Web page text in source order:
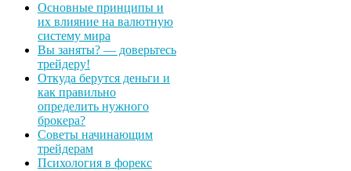
Основные принципы и
их влияние на валютную
систему мира
Вы заняты? — доверьтесь
трейдеру!
Откуда берутся деньги и
как правильно
определить нужного
брокера?
Советы начинающим
трейдерам
Психология в форекс